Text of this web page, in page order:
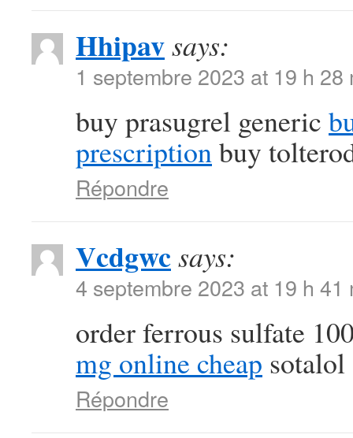
Hhipavsays:
1 septembre 2023 at 19 h 28
buy prasugrel generic
prescriptionbuy
Répondre
Vcdgwcsays:
4 septembre 2023 at 19 h 41
order ferrous sulfate
mg online cheap sotalol
Répondre